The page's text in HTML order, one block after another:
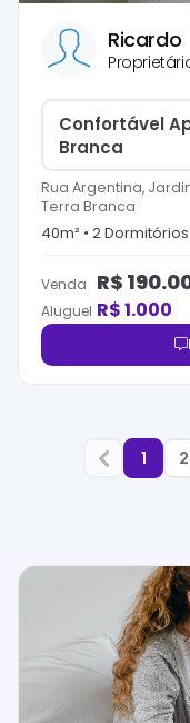
Ricardo
Confortável
Branca
Rua Argentina,
Terra Branca
40m² • 2Dormitórios
Venda R$
Aluguel R$1.000
1 2